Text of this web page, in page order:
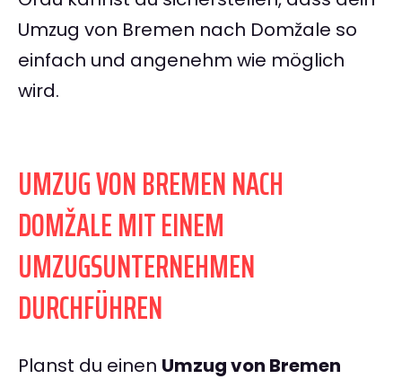
Umzug von Bremen nach Domžale so
einfach und angenehm wie möglich
wird.
UMZUG VON BREMEN NACH
DOMŽALE MIT EINEM
UMZUGSUNTERNEHMEN
DURCHFÜHREN
Planst du einen Umzug von Bremen